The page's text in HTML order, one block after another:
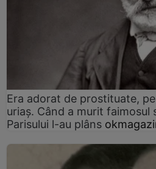
Era adorat de prostituate,
uriaș. Când a murit
Parisului l-au plâns